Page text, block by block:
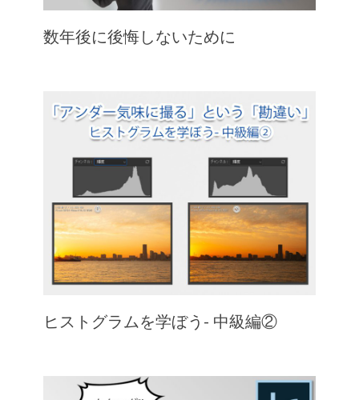
数年後に後悔しないために
ヒストグラムを学ぼう- 中級編②